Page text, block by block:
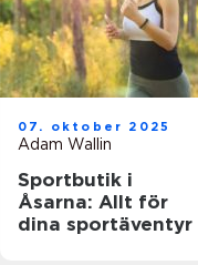
07. oktober 2025
Adam Wallin
Sportbutik i
Åsarna: Allt för
dina sportäventyr